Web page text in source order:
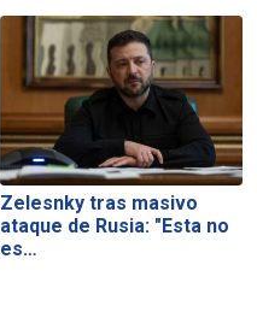
Zelesnky tras masivo
ataque de Rusia: "Esta no
es…